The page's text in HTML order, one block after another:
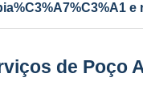
geólogo responsável
de Poço